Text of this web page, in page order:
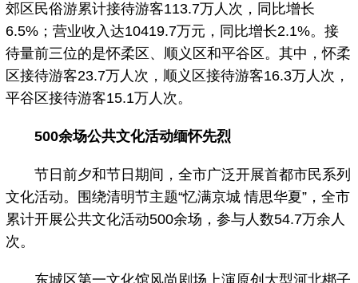
郊区民俗游累计接待游客113.7万人次，同比增长
6.5%；营业收入达10419.7万元，同比增长2.1%。接
待量前三位的是怀柔区、顺义区和平谷区。其中，怀柔
区接待游客23.7万人次，顺义区接待游客16.3万人次，
平谷区接待游客15.1万人次。
500余场公共文化活动缅怀先烈
节日前夕和节日期间，全市广泛开展首都市民系列
文化活动。围绕清明节主题“忆满京城 情思华夏”，全市
累计开展公共文化活动500余场，参与人数54.7万余人
次。